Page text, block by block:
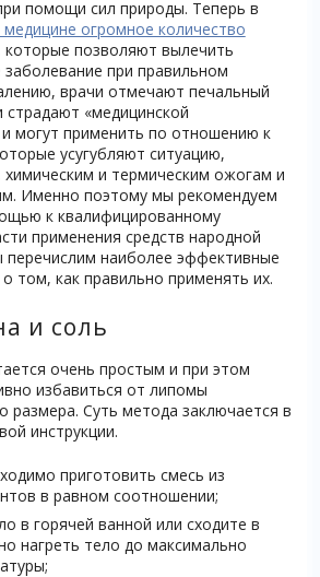
помощи сил природы. Теперь в
огромное количество
которые позволяют вылечить
при правильном
врачи отмечают печальный
«медицинской
могут применить по отношению к
усугубляют ситуацию,
и термическим ожогам и
Именно поэтому мы рекомендуем
к квалифицированному
применения средств народной
наиболее эффективные
том, как правильно применять их.
и соль
очень простым и при этом
избавиться от липомы
размера. Суть метода заключается в
инструкции.
приготовить смесь из
в равном соотношении;
в горячей ванной или сходите в
нагреть тело до максимально